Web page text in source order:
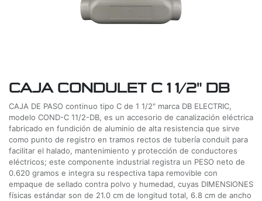
CAJA CONDULET C 1 1/2" DB
CAJA DE PASO continuo tipo C de 1 1/2" marca DB ELECTRIC,
modelo COND-C 11/2-DB, es un accesorio de canalización eléctrica
fabricado en fundición de aluminio de alta resistencia que sirve
como punto de registro en tramos rectos de tubería conduit para
facilitar el halado, mantenimiento y protección de conductores
eléctricos; este componente industrial registra un PESO neto de
0.620 gramos e integra su respectiva tapa removible con
empaque de sellado contra polvo y humedad, cuyas DIMENSIONES
físicas estándar son de 21.0 cm de longitud total, 6.8 cm de ancho